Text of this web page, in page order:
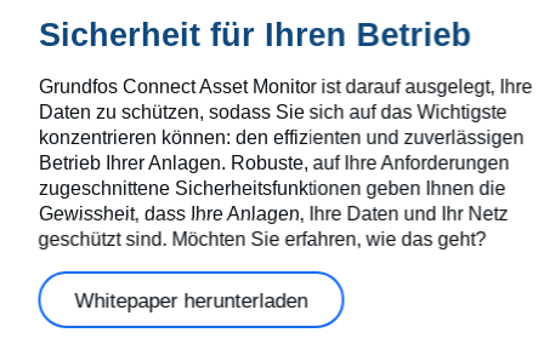
Sicherheit für Ihren Betrieb
Grundfos Connect Asset Monitor ist darauf ausgelegt, Ihre
Daten zu schützen, sodass Sie sich auf das Wichtigste
konzentrieren können: den effizienten und zuverlässigen
Betrieb Ihrer Anlagen. Robuste, auf Ihre Anforderungen
zugeschnittene Sicherheitsfunktionen geben Ihnen die
Gewissheit, dass Ihre Anlagen, Ihre Daten und Ihr Netz
geschützt sind. Möchten Sie erfahren, wie das geht?
Whitepaper herunterladen